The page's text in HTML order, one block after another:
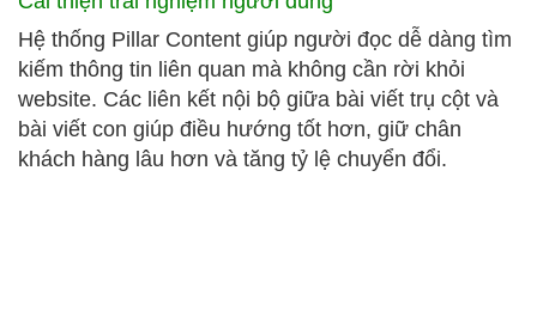
Hệ thống Pillar Content giúp người đọc dễ dàng tìm
kiếm thông tin liên quan mà không cần rời khỏi
website. Các liên kết nội bộ giữa bài viết trụ cột và
bài viết con giúp điều hướng tốt hơn, giữ chân
khách hàng lâu hơn và tăng tỷ lệ chuyển đổi.